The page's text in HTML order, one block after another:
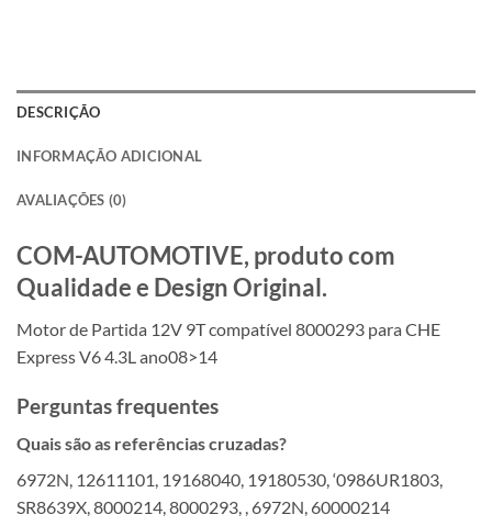
DESCRIÇÃO
INFORMAÇÃO ADICIONAL
AVALIAÇÕES (0)
COM-AUTOMOTIVE, produto com
Qualidade e Design Original.
Motor de Partida 12V 9T compatível 8000293 para CHE
Express V6 4.3L ano08>14
Perguntas frequentes
Quais são as referências cruzadas?
6972N, 12611101, 19168040, 19180530, ‘0986UR1803,
SR8639X, 8000214, 8000293, , 6972N, 60000214